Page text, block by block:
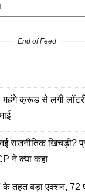
End of Feed
क्रूड से लगी
राजनीतिक खिचड़ी?
ने क्या कहा
के तहत बड़ा एक्शन, 72